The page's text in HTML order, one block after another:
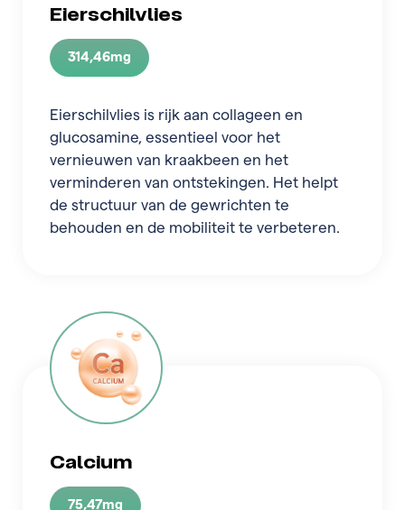
Eierschilvlies
314,46mg
Eierschilvlies is rijk aan collageen en
glucosamine, essentieel voor het
vernieuwen van kraakbeen en het
verminderen van ontstekingen. Het helpt
de structuur van de gewrichten te
behouden en de mobiliteit te verbeteren.
Calcium
75,47mg